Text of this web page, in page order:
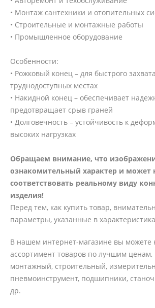
• Монтаж сантехники и отопительных
• Строительные и монтажные работы
• Промышленное оборудование
Особенности:
• Рожковый конец – для быстрого
труднодоступных местах
• Накидной конец – обеспечивает
предотвращает срыв граней
• Долговечность – устойчивость к
высоких нагрузках
Обращаем внимание, что
ознакомительный характер и может
соответствовать реальному виду
изделия!
Перед тем, как купить товар,
параметры, указанные в
В нашем интернет-магазине вы можете
ассортимент товаров по лучшим ценам,
монтажный, строительный,
пневмоинструмент, подшипники,
др.